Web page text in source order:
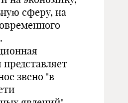
сферу, на
звено "в